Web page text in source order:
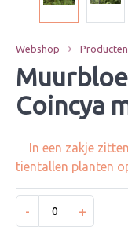
Webshop Producten
Coincya
In een zakje
tientallen planten
- +